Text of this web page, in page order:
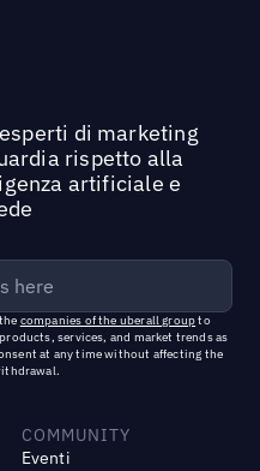
di marketing
rispetto alla
artificiale e
companies of the uberall groupto
services, and market trends as
at any time without affecting the
COMMUNITY
Eventi